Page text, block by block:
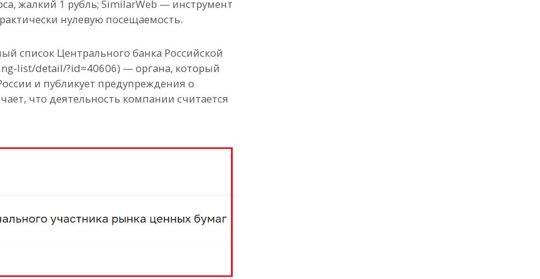
жалкий 1 рубль; SimilarWeb — инструмент
нулевую посещаемость.
список Центрального банка Российской
list/detail/?id=40606) — органа, который
и публикует предупреждения о
что деятельность компании считается